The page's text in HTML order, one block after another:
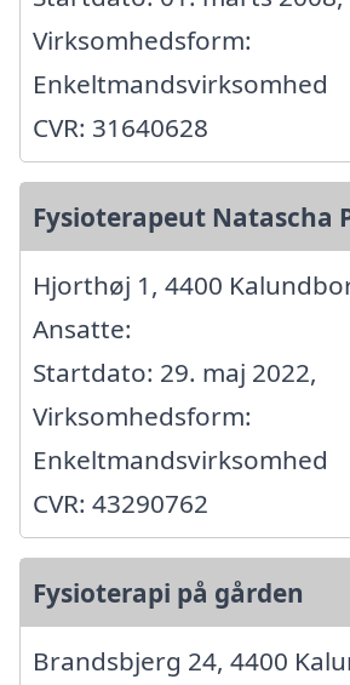
Virksomhedsform:
Enkeltmandsvirksomhed
CVR: 31640628
Fysioterapeut Natascha
Hjorthøj 1, 4400
Ansatte:
Startdato: 29. maj 2022,
Virksomhedsform:
Enkeltmandsvirksomhed
CVR: 43290762
Fysioterapi på gården
Brandsbjerg 24, 4400